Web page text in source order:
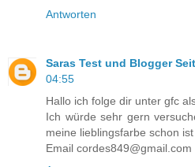
Antworten
Saras Test und Blogger
04:55
Hallo ich folge dir unter gfc
Ich würde sehr gern
meine lieblingsfarbe schon ist
Email cordes849@gmail.com